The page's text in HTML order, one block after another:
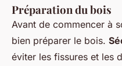
Préparation du bois
Avant de commencer à
bien préparer le bois.
éviter les fissures et les